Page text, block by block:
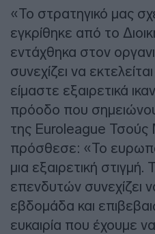
«Το στρατηγικό μας
εγκρίθηκε από το
εντάχθηκα στον
συνεχίζει να
είμαστε εξαιρετικά
πρόοδο που
της Euroleague Τσούς
πρόσθεσε: «Το
μια εξαιρετική
επενδυτών συνεχίζει
εβδομάδα και
ευκαιρία που έχουμε